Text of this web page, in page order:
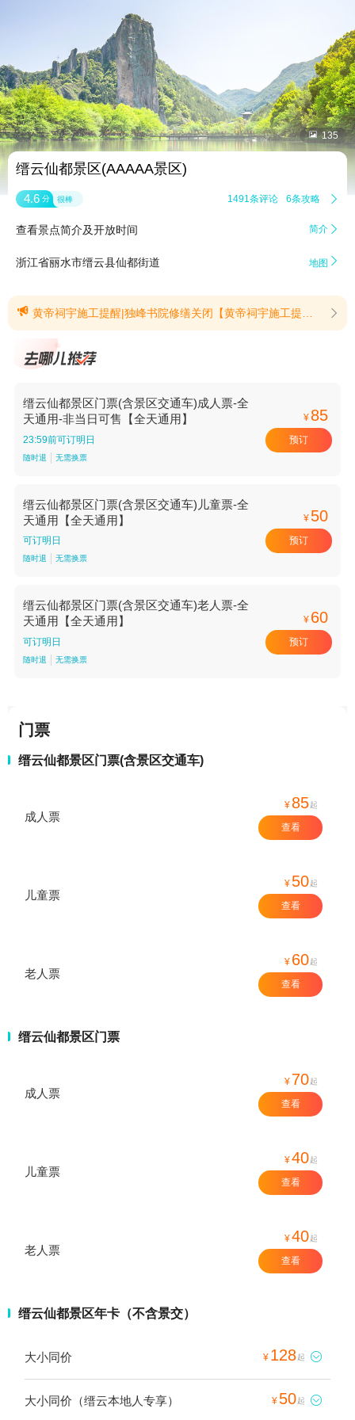
 135
缙云仙都景区(AAAAA景区)
4.6 分 很棒 1491条评论 6条攻略 
查看景点简介及开放时间 简介 
浙江省丽水市缙云县仙都街道 地图 
 黄帝祠宇施工提醒|独峰书院修缮关闭【黄帝祠宇施工提醒】2026年6月15日至9月15日，黄帝祠宇建筑群部分区域进行改造提升施工，期间相关区域暂停对外开放(详见施工红线图)，同步暂停黄帝祠宇《轩辕赞》演绎活动。暂停开放期间，景区门票优惠至70元/人(不含景交车票);索道客运站正常运营。由此给您带来不便，敬请谅解。(提示有效期2026/6/6至2026/9/15)【独峰书院修缮关闭】仙都景区独峰书院于2026年7月27日至9月30日开展修缮施工，期间暂停对外开放。景区鼎湖峰、朱潭山、倪翁洞、小赤壁等景点正常开放，欢迎各位游客前往游览。(提示有效期2026/7/29至2026/9/30) 
缙云仙都景区门票(含景区交通车)成人票-全
天通用-非当日可售【全天通用】
23:59前可订明日
随时退 无需换票
¥ 85
预订
缙云仙都景区门票(含景区交通车)儿童票-全
天通用【全天通用】
可订明日
随时退 无需换票
¥ 50
预订
缙云仙都景区门票(含景区交通车)老人票-全
天通用【全天通用】
可订明日
随时退 无需换票
¥ 60
预订
门票
缙云仙都景区门票(含景区交通车)
成人票
¥ 85起
查看
儿童票
¥ 50起
查看
老人票
¥ 60起
查看
缙云仙都景区门票
成人票
¥ 70起
查看
儿童票
¥40起
查看
老人票
¥40起
查看
缙云仙都景区年卡（不含景交）
大小同价 ¥ 128起 
大小同价（缙云本地人专享） ¥ 50起 